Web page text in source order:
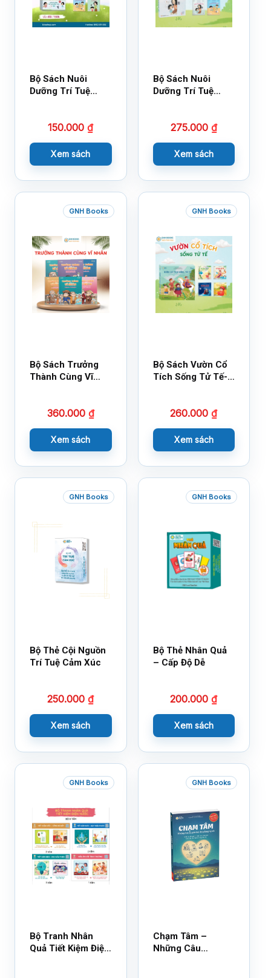
Bộ Sách Nuôi
Dưỡng Trí Tuệ
150.000₫
Xem sách
Bộ Sách Nuôi
Dưỡng Trí Tuệ
275.000 ₫
Xem sách
GNH Books
Bộ Sách Trưởng
Thành Cùng Vĩ
360.000 ₫
Xem sách
GNH Books
Bộ Sách Vườn Cổ
Tích Sống Tử Tế-
260.000₫
Xem sách
GNH Books
Bộ Thẻ Cội Nguồn
Trí Tuệ Cảm Xúc
250.000₫
Xem sách
GNH Books
Bộ Thẻ Nhân Quả
– Cấp Độ Dễ
200.000₫
Xem sách
GNH Books
Bộ Tranh Nhân
Quả Tiết Kiệm Điện
GNH Books
Chạm Tâm –
Những Câu